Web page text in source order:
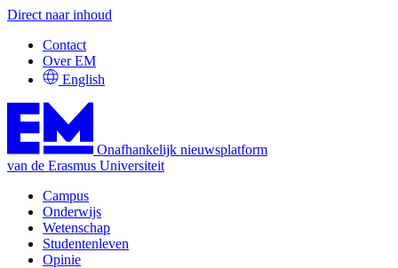
Direct naar inhoud
Contact
Over EM
English
Onafhankelijk nieuwsplatform
van de Erasmus Universiteit
Campus
Onderwijs
Wetenschap
Studentenleven
Opinie